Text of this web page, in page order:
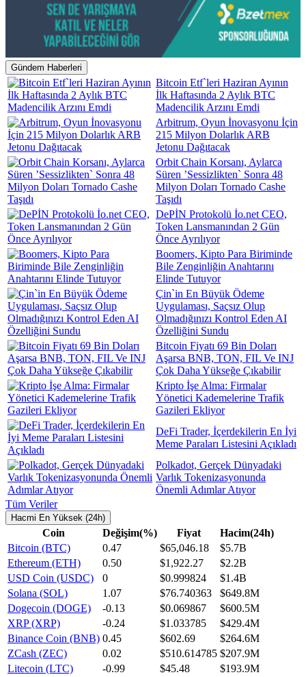
Gündem Haberleri
Bitcoin Etf`leri Haziran Ayının
İlk Haftasında 2 Aylık BTC
Madencilik Arzını Emdi
Arbitrum, Oyun İnovasyonu İçin
215 Milyon Dolarlık ARB
Jetonu Dağıtacak
Orbit Chain Korsanı, Aylarca
Süren ’Sessizlikten` Sonra 48
Milyon Doları Tornado Cashe
Taşıdı
DePİN Protokolü İo.net CEO,
Token Lansmanından 2 Gün
Önce Ayrılıyor
Boomers, Kipto Para Biriminde
Bile Zenginliğin Anahtarını
Elinde Tutuyor
Çin`in En Büyük Ödeme
Uygulaması, Saçsız Olup
Olmadığınızı Kontrol Eden AI
Özelliğini Sundu
Bitcoin Fiyatı 69 Bin Doları
Aşarsa BNB, TON, FIL Ve INJ
Çok Daha Yükseğe Çıkabilir
Kripto İşe Alma: Firmalar
Yönetici Kademelerine Trafik
Gazileri Ekliyor
DeFi Trader, İçerdekilerin En İyi
Meme Paraları Listesini Açıkladı
Polkadot, Gerçek Dünyadaki
Varlık Tokenizasyonunda
Önemli Adımlar Atıyor
Tüm Veriler
Hacmi En Yüksek (24h)
Coin Değişim(%) Fiyat
Hacim(24h)
Bitcoin (BTC)
0.47 $65,046.18
$5.7B
Ethereum (ETH)
0.50 $1,922.27
$2.2B
USD Coin (USDC)
0 $0.999824
$1.4B
Solana (SOL)
1.07 $76.740363
$649.8M
Dogecoin (DOGE)
-0.13 $0.069867
$600.5M
XRP (XRP)
-0.24 $1.033785
$429.4M
Binance Coin (BNB) 0.45 $602.69
$264.6M
ZCash (ZEC)
0.02 $510.614785 $207.9M
Litecoin (LTC)
-0.99 $45.48
$193.9M